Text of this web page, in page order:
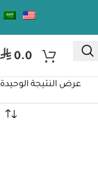
⃁ 0.0
عرض النتيجة الوحيدة